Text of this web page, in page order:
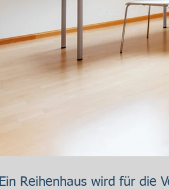
Ein Reihenhaus wird für die